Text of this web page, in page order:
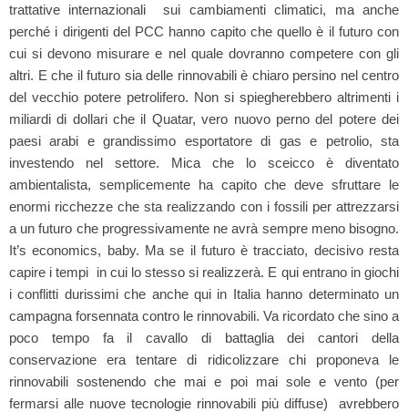
trattative internazionali sui cambiamenti climatici, ma anche
perché i dirigenti del PCC hanno capito che quello è il futuro con
cui si devono misurare e nel quale dovranno competere con gli
altri. E che il futuro sia delle rinnovabili è chiaro persino nel centro
del vecchio potere petrolifero. Non si spiegherebbero altrimenti i
miliardi di dollari che il Quatar, vero nuovo perno del potere dei
paesi arabi e grandissimo esportatore di gas e petrolio, sta
investendo nel settore. Mica che lo sceicco è diventato
ambientalista, semplicemente ha capito che deve sfruttare le
enormi ricchezze che sta realizzando con i fossili per attrezzarsi
a un futuro che progressivamente ne avrà sempre meno bisogno.
It’s economics, baby. Ma se il futuro è tracciato, decisivo resta
capire i tempi in cui lo stesso si realizzerà. E qui entrano in giochi
i conflitti durissimi che anche qui in Italia hanno determinato un
campagna forsennata contro le rinnovabili. Va ricordato che sino a
poco tempo fa il cavallo di battaglia dei cantori della
conservazione era tentare di ridicolizzare chi proponeva le
rinnovabili sostenendo che mai e poi mai sole e vento (per
fermarsi alle nuove tecnologie rinnovabili più diffuse) avrebbero